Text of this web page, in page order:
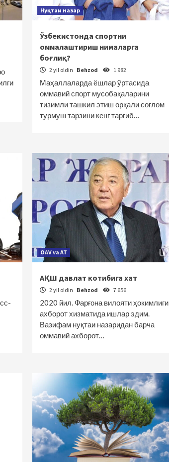
Нуқтаи назар
Ўзбекистонда спортни
оммалаштириш нималарга
боғлиқ?
2 yil oldin Behzod 1 982
Маҳаллаларда ёшлар ўртасида
оммавий спорт мусобақаларини
тизимли ташкил этиш орқали соғлом
турмуш тарзини кенг тарғиб…
OAV va AT
АҚШ давлат котибига хат
2 yil oldin Behzod 7 656
2020 йил. Фарғона вилояти ҳокимлиги
ахборот хизматида ишлар эдим.
Вазифам нуқтаи назаридан барча
оммавий ахборот…